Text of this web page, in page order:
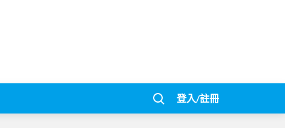
登入/註冊